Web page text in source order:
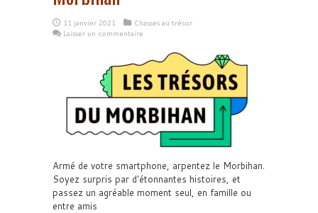
11 janvier 2021
Chasses au trésor
Laisser un commentaire
Armé de votre smartphone, arpentez le Morbihan.
Soyez surpris par d'étonnantes histoires, et
passez un agréable moment seul, en famille ou
entre amis